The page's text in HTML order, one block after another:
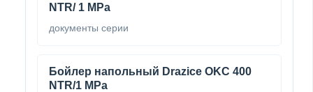
NTR/ 1 MPa
документы серии
Бойлер напольный Drazice OKC 400
NTR/1 MPa